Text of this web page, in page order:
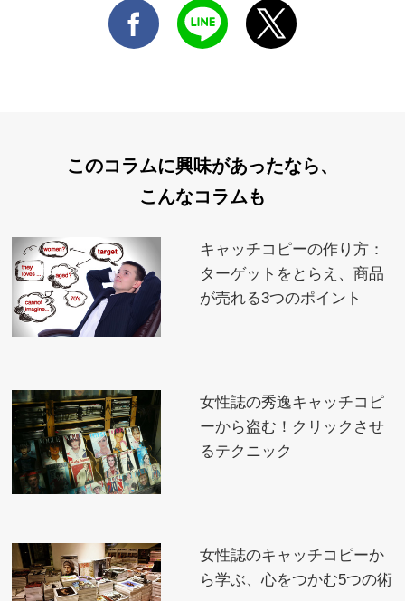
このコラムに興味があったなら、
こんなコラムも
キャッチコピーの作り方：
ターゲットをとらえ、商品
が売れる3つのポイント
女性誌の秀逸キャッチコピ
ーから盗む！クリックさせ
るテクニック
女性誌のキャッチコピーか
ら学ぶ、心をつかむ5つの術